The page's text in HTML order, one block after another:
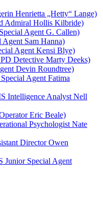
Henrietta „Hetty“ Lange)
Admiral Hollis Kilbride)
Agent G. Callen)
Sam Hanna)
Agent Kensi Blye)
Detective Marty Deeks)
Devin Roundtree)
Agent Fatima
Intelligence Analyst Nell
Eric Beale)
Psychologist Nate
Director Owen
Junior Special Agent